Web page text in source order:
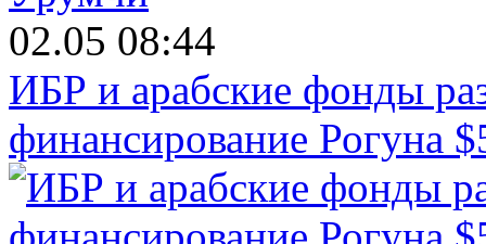
02.05 08:44
ИБР и арабские фонды
финансирование Рогуна